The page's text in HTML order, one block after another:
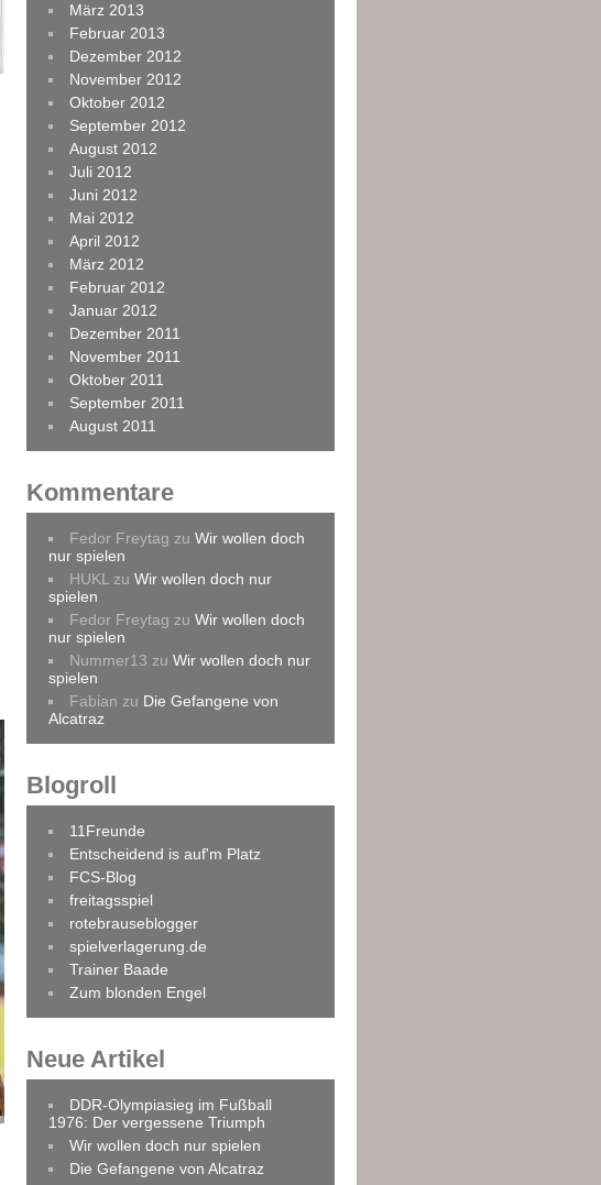
März 2013
Februar 2013
Dezember 2012
November 2012
Oktober 2012
September 2012
August 2012
Juli 2012
Juni 2012
Mai 2012
April 2012
März 2012
Februar 2012
Januar 2012
Dezember 2011
November 2011
Oktober 2011
September 2011
August 2011
Kommentare
Fedor Freytag zuWir wollen doch
nur spielen
HUKL zuWir wollen doch nur
spielen
Fedor Freytag zuWir wollen doch
nur spielen
Nummer13 zuWir wollen doch nur
spielen
Fabian zu Die Gefangene von
Alcatraz
Blogroll
11Freunde
Entscheidend is auf'm Platz
FCS-Blog
freitagsspiel
rotebrauseblogger
spielverlagerung.de
Trainer Baade
Zum blonden Engel
Neue Artikel
DDR-Olympiasieg im Fußball
1976: Der vergessene Triumph
Wir wollen doch nur spielen
Die Gefangene von Alcatraz